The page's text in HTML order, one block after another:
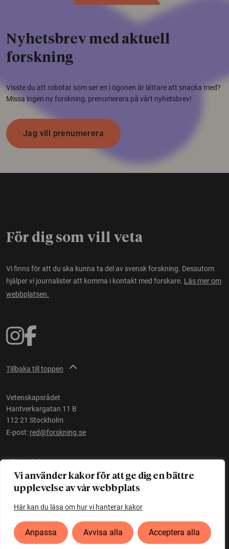
Vi använder kakor för att ge dig en bättre
upplevelse av vår webbplats
Här kan du läsa om hur vi hanterar kakor
Anpassa Avvisa alla Acceptera alla
Nyhetsbrev med aktuell
forskning
Visste du att robotar som ser en i ögonen är lättare att snacka med?
Missa ingen ny forskning, prenumerera på vårt nyhetsbrev!
Jag vill prenumerera
För dig som vill veta
Vi finns för att du ska kunna ta del av svensk forskning. Dessutom
hjälper vi journalister att komma i kontakt med forskare. Läs mer om
webbplatsen.
Tillbaka till toppen
Vetenskapsrådet
Hantverkargatan 11 B
112 21 Stockholm
E-post: red@forskning.se
Tillgänglighet
Ett initiativ avVetenskapsrådet